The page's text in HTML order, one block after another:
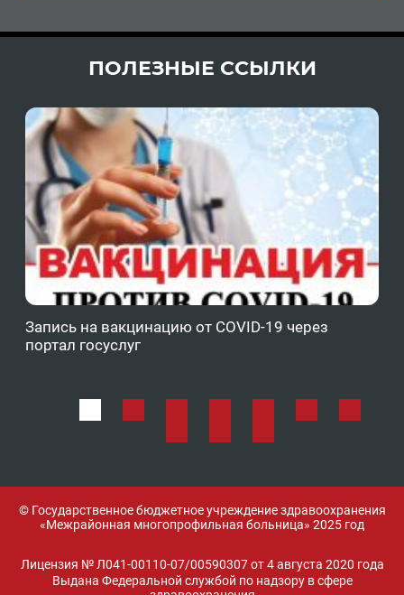
ПОЛЕЗНЫЕ ССЫЛКИ
Запись на вакцинацию от COVID-19 через
портал госуслуг
© Государственное бюджетное учреждение здравоохранения
«Межрайонная многопрофильная больница» 2025 год
Лицензия № Л041-00110-07/00590307 от 4 августа 2020 года
Выдана Федеральной службой по надзору в сфере